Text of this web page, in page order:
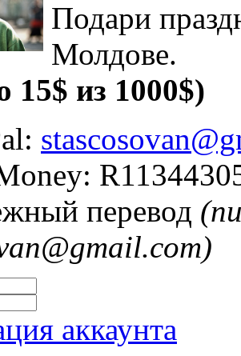
Подари
Молдове.
15$ из 1000$)
перевод
аккаунта